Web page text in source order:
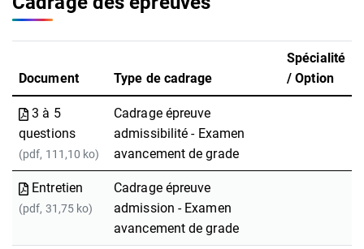
Document Type de cadrage
Spécialité
/ Option
3 à 5
questions
(pdf, 111,10 ko)
Cadrage épreuve
admissibilité - Examen
avancement de grade
Entretien
(pdf, 31,75 ko)
Cadrage épreuve
admission - Examen
avancement de grade